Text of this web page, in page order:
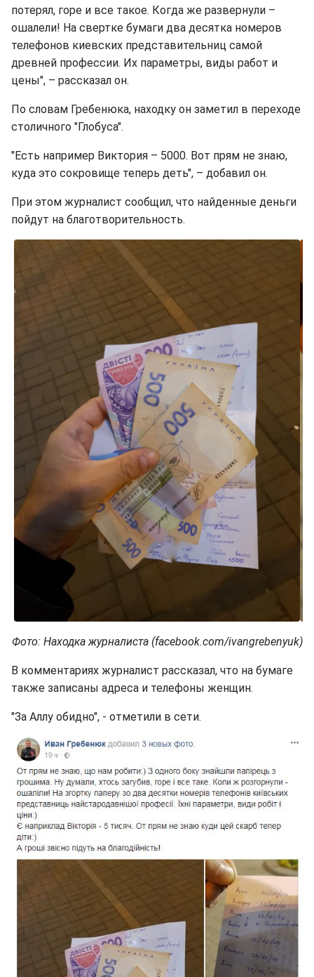
потерял, горе и все такое. Когда же развернули –
ошалели! На свертке бумаги два десятка номеров
телефонов киевских представительниц самой
древней профессии. Их параметры, виды работ и
цены", – рассказал он.
По словам Гребенюка, находку он заметил в переходе
столичного "Глобуса".
"Есть например Виктория – 5000. Вот прям не знаю,
куда это сокровище теперь деть", – добавил он.
При этом журналист сообщил, что найденные деньги
пойдут на благотворительность.
Фото: Находка журналиста (facebook.com/ivangrebenyuk)
В комментариях журналист рассказал, что на бумаге
также записаны адреса и телефоны женщин.
"За Аллу обидно", - отметили в сети.